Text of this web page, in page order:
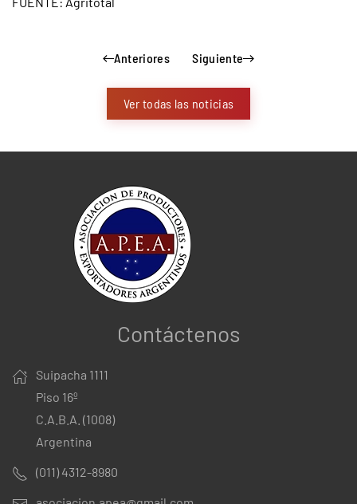
Anteriores Siguiente
Ver todas las noticias
Contáctenos
Suipacha 1111
Piso 16º
C.A.B.A. (1008)
Argentina
(011) 4312-8980